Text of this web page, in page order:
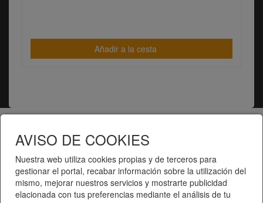
AVISO DE COOKIES
Nuestra web utiliza cookies propias y de terceros para
gestionar el portal, recabar información sobre la utilización del
mismo, mejorar nuestros servicios y mostrarte publicidad
elacionada con tus preferencias mediante el análisis de tu
Añadir a la cesta
Telematel eCommerce v14.3.31 © 2026
Telematel S.L.